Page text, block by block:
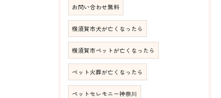
お問い合わせ無料
横須賀市犬が亡くなったら
横須賀市ペットが亡くなったら
ペット火葬が亡くなったら
ペットセレモニー神奈川